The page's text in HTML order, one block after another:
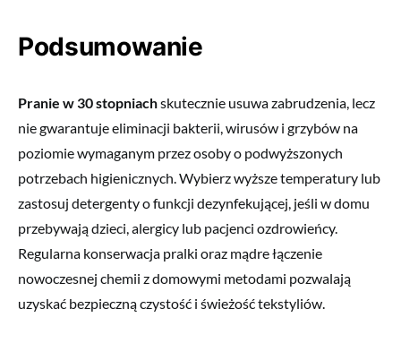
Podsumowanie
Pranie w 30 stopniachskutecznie usuwa zabrudzenia, lecz
nie gwarantuje eliminacji bakterii, wirusów i grzybów na
poziomie wymaganym przez osoby o podwyższonych
potrzebach higienicznych. Wybierz wyższe temperatury lub
zastosuj detergenty o funkcji dezynfekującej, jeśli w domu
przebywają dzieci, alergicy lub pacjenci ozdrowieńcy.
Regularna konserwacja pralki oraz mądre łączenie
nowoczesnej chemii z domowymi metodami pozwalają
uzyskać bezpieczną czystość i świeżość tekstyliów.